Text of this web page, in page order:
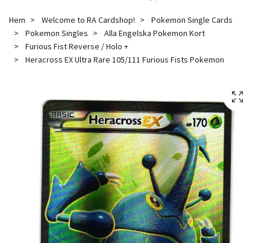
Hem Welcome to RA Cardshop!
Pokemon Single Cards
Pokemon Singles
Alla Engelska Pokemon Kort
Furious Fist Reverse / Holo +
Heracross EX Ultra Rare 105/111 Furious Fists Pokemon